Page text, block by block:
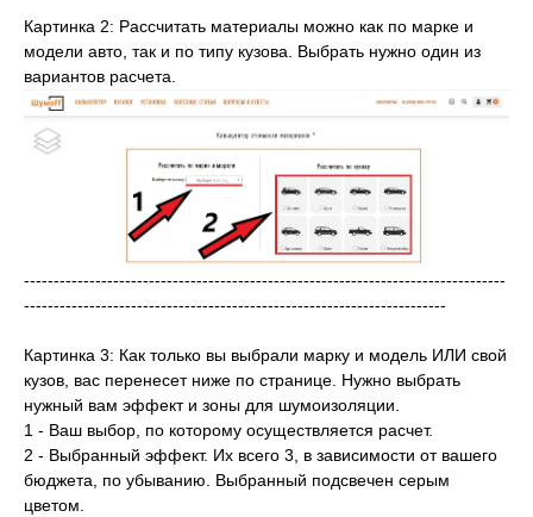
Картинка 2: Рассчитать материалы можно как по марке и
модели авто, так и по типу кузова. Выбрать нужно один из
вариантов расчета.
---------------------------------------------------------------------------------
-----------------------------------------------------------------------
Картинка 3: Как только вы выбрали марку и модель ИЛИ свой
кузов, вас перенесет ниже по странице. Нужно выбрать
нужный вам эффект и зоны для шумоизоляции.
1 - Ваш выбор, по которому осуществляется расчет.
2 - Выбранный эффект. Их всего 3, в зависимости от вашего
бюджета, по убыванию. Выбранный подсвечен серым
цветом.